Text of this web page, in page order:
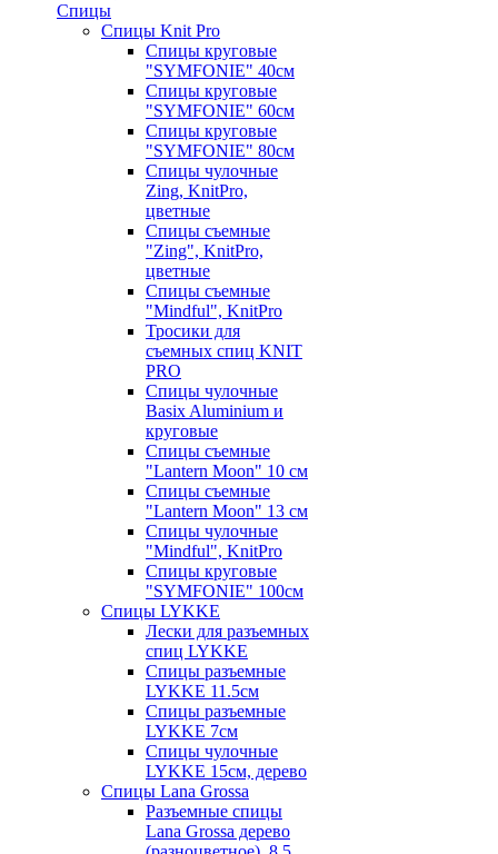
Спицы
Спицы Knit Pro
Спицы круговые
"SYMFONIE" 40см
Спицы круговые
"SYMFONIE" 60см
Спицы круговые
"SYMFONIE" 80см
Спицы чулочные
Zing, KnitPro,
цветные
Спицы съемные
"Zing", KnitPro,
цветные
Спицы съемные
"Mindful", KnitPro
Тросики для
съемных спиц KNIT
PRO
Спицы чулочные
Basix Aluminium и
круговые
Спицы съемные
"Lantern Moon" 10 см
Спицы съемные
"Lantern Moon" 13 см
Спицы чулочные
"Mindful", KnitPro
Спицы круговые
"SYMFONIE" 100см
Спицы LYKKE
Лески для разъемных
спиц LYKKE
Спицы разъемные
LYKKE 11.5см
Спицы разъемные
LYKKE 7см
Спицы чулочные
LYKKE 15см, дерево
Спицы Lana Grossa
Разъемные спицы
Lana Grossa дерево